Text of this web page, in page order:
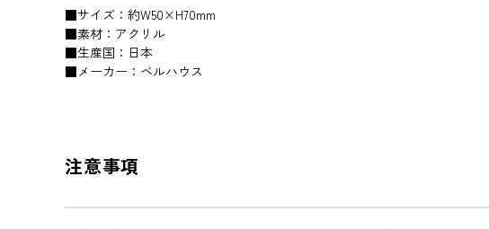
■サイズ：約W50×H70mm
■素材：アクリル
■生産国：日本
■メーカー：ベルハウス
注意事項